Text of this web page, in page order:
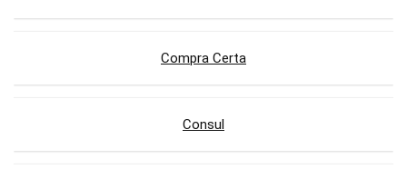
Compra Certa
Consul